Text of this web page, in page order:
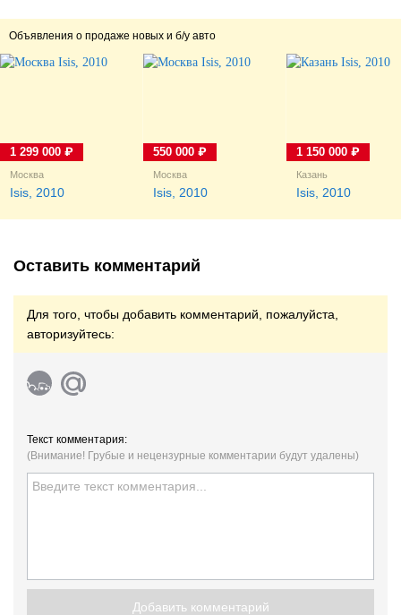
Объявления о продаже новых и б/у авто
Москва
Isis, 2010
1 299 000 ₽
Москва
Isis, 2010
550 000 ₽
Казань
Isis, 2010
1 150 000 ₽
Оставить комментарий
Для того, чтобы добавить комментарий, пожалуйста,
авторизуйтесь:
Текст комментария:
(Внимание! Грубые и нецензурные комментарии будут удалены)
Добавить комментарий